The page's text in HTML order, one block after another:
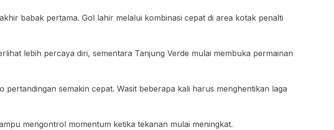
babak pertama. Gol lahir melalui kombinasi cepat di area kotak penalti
lebih percaya diri, sementara Tanjung Verde mulai membuka permainan
semakin cepat. Wasit beberapa kali harus menghentikan laga
mengontrol momentum ketika tekanan mulai meningkat.